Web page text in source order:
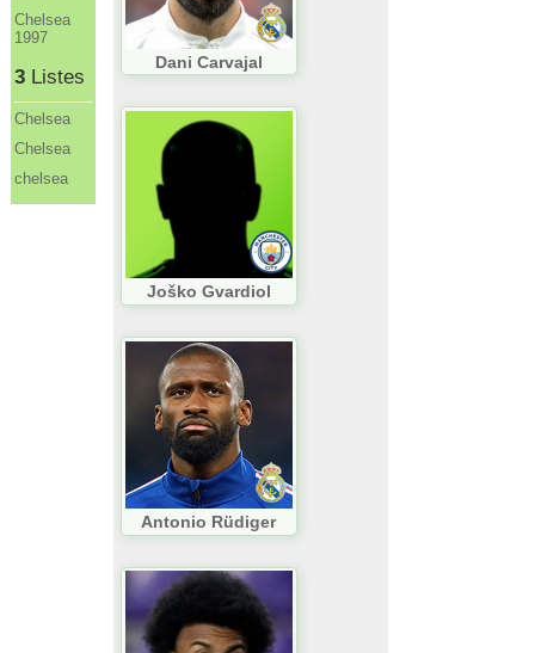
Chelsea
1997
3Listes
Chelsea
Chelsea
chelsea
Dani Carvajal
Joško Gvardiol
Antonio Rüdiger